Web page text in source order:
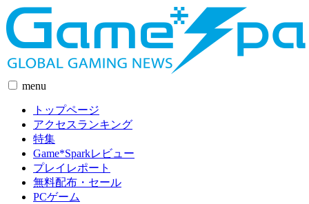
menu
トップページ
アクセスランキング
特集
Game*Sparkレビュー
プレイレポート
無料配布・セール
PCゲーム